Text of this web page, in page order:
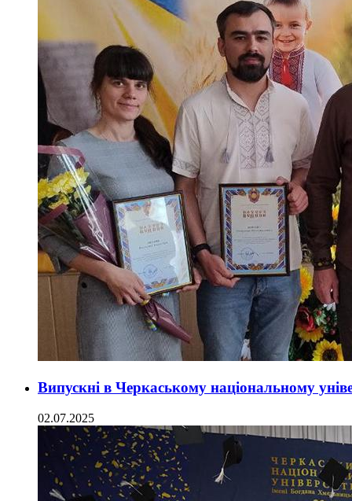
Випускні в Черкаському національному
02.07.2025